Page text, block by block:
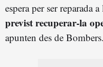
espera per ser reparada
previst recuperar-la
apunten des de Bombers.